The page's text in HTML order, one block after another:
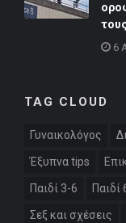
6
TAG CLOUD
Γυναικολόγος
Έξυπνα tips
Παιδί 3-6 Παιδί
Σεξ και σχέσεις